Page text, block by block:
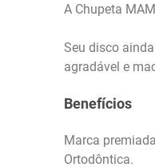
A Chupeta
Seu disco
agradável e
Benefícios
Marca
Ortodôntica.